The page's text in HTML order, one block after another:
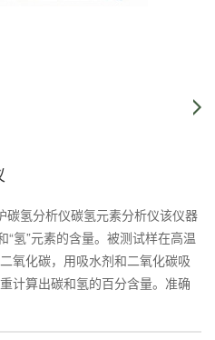
氢分析仪碳氢元素分析仪该仪器
“氢”元素的含量。被测试样在高温
氧化碳，用吸水剂和二氧化碳吸
计算出碳和氢的百分含量。准确